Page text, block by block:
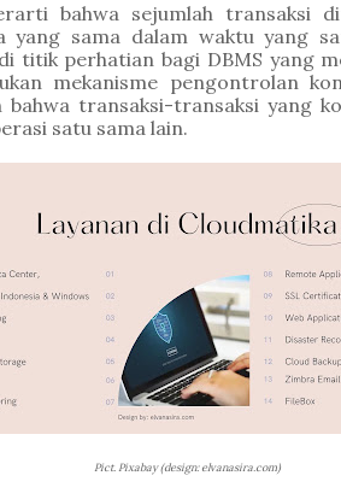
bahwa sejumlah transaksi
yang sama dalam waktu yang
titik perhatian bagi DBMS yang
mekanisme pengontrolan
bahwa transaksi-transaksi yang
satu sama lain.
Pict. Pixabay (design: elvanasira.com)